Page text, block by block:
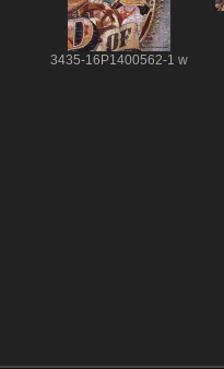
3435-16P1400562-1 w